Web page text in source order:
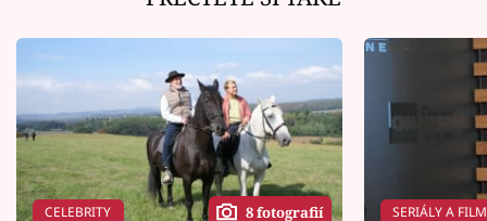
CELEBRITY 8 fotografií SERIÁLY A